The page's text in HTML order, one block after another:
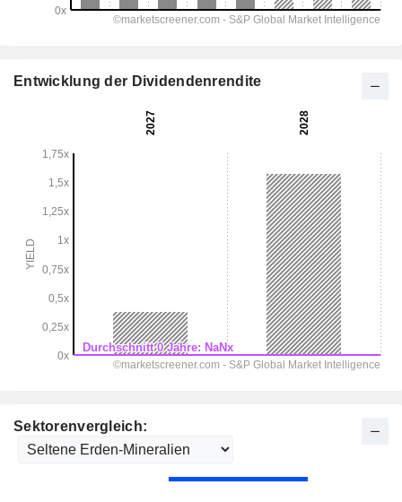
Sektorenvergleich:
Entwicklung der Dividendenrendite